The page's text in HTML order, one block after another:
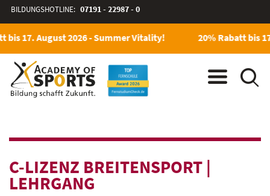
BILDUNGSHOTLINE: 07191 - 22987 - 0
bis 17. August 2026 - Summer Vitality! 20% Rabatt bis
C-LIZENZ BREITENSPORT |
LEHRGANG